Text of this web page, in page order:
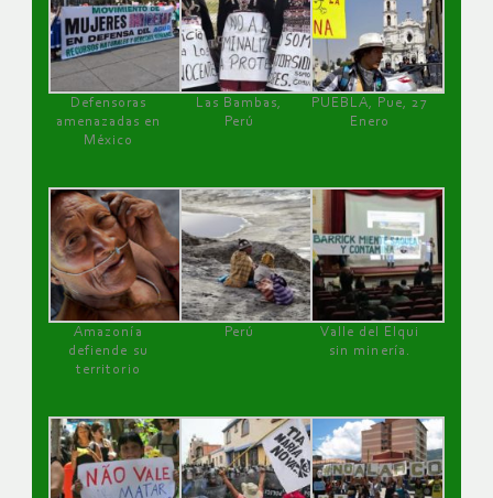
Defensoras
amenazadas en
México
Las Bambas,
Perú
PUEBLA, Pue, 27
Enero
Amazonía
defiende su
territorio
Perú
Valle del Elqui
sin minería.